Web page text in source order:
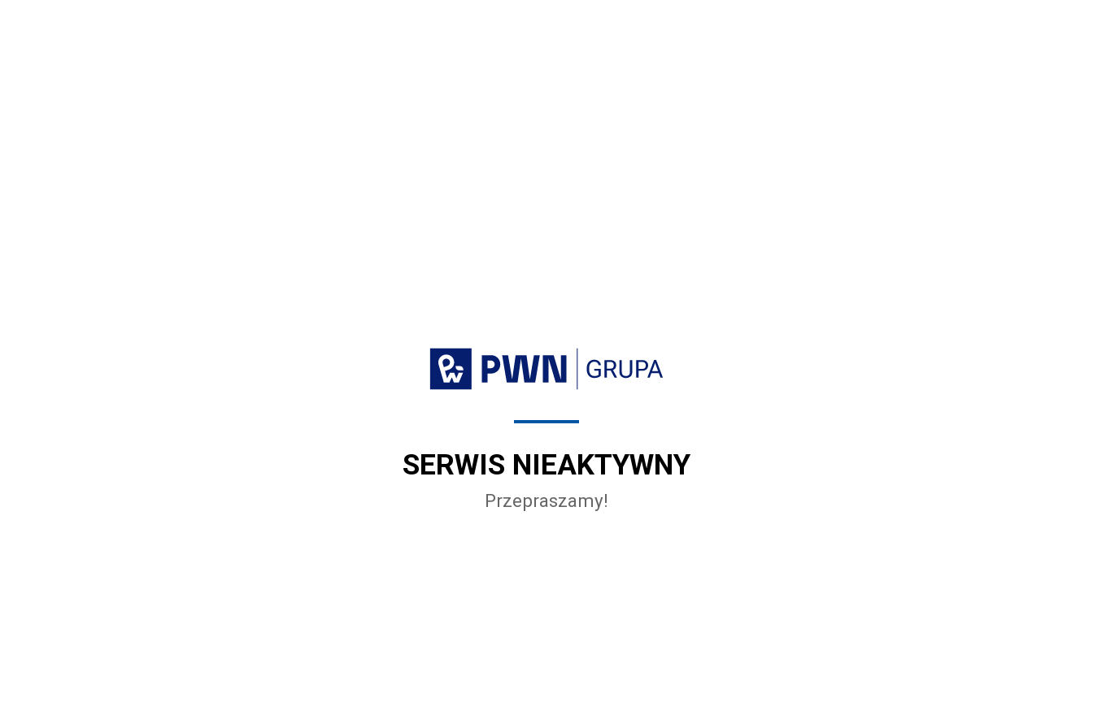
SERWIS NIEAKTYWNY
Przepraszamy!